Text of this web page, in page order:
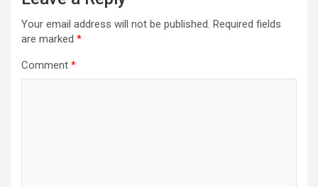
Your email address will not be published. Required fields
are marked *
Comment *